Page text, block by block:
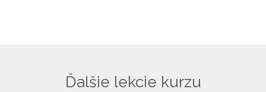
Ďalšie lekcie kurzu